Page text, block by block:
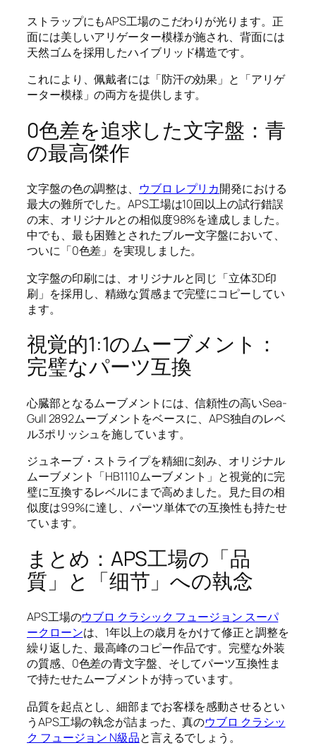
ストラップにもAPS工場のこだわりが光ります。正
面には美しいアリゲーター模様が施され、背面には
天然ゴムを採用したハイブリッド構造です。
これにより、佩戴者には「防汗の効果」と「アリゲ
ーター模様」の両方を提供します。
0色差を追求した文字盤：青
の最高傑作
文字盤の色の調整は、 ウブロ レプリカ開発における
最大の難所でした。APS工場は10回以上の試行錯誤
の末、オリジナルとの相似度98%を達成しました。
中でも、最も困難とされたブルー文字盤において、
ついに「0色差」を実現しました。
文字盤の印刷には、オリジナルと同じ「立体3D印
刷」を採用し、精緻な質感まで完璧にコピーしてい
ます。
視覚的1:1のムーブメント：
完璧なパーツ互換
心臓部となるムーブメントには、信頼性の高いSea-
Gull 2892ムーブメントをベースに、APS独自のレベ
ル3ポリッシュを施しています。
ジュネーブ・ストライプを精細に刻み、オリジナル
ムーブメント「HB1110ムーブメント」と視覚的に完
璧に互換するレベルにまで高めました。見た目の相
似度は99%に達し、パーツ単体での互換性も持たせ
ています。
まとめ：APS工場の「品
質」と「细节」への執念
APS工場のウブロ クラシック フュージョン スーパ
ークローンは、1年以上の歳月をかけて修正と調整を
繰り返した、最高峰のコピー作品です。完璧な外装
の質感、0色差の青文字盤、そしてパーツ互換性ま
で持たせたムーブメントが持っています。
品質を起点とし、細部までお客様を感動させるとい
うAPS工場の執念が詰まった、真のウブロ クラシッ
ク フュージョン N級品と言えるでしょう。